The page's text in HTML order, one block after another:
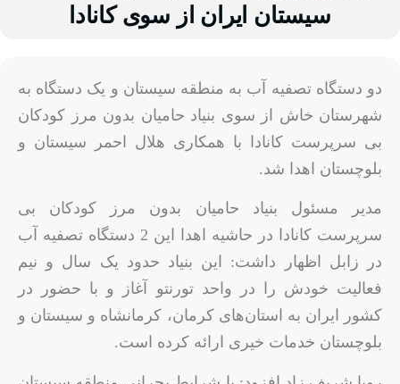
سیستان ایران از سوی کانادا
دو دستگاه تصفیه آب به منطقه سیستان و یک دستگاه به
شهرستان خاش از سوی بنیاد حامیان بدون مرز کودکان
بی سرپرست کانادا با همکاری هلال احمر سیستان و
بلوچستان اهدا شد.
مدیر مسئول بنیاد حامیان بدون مرز کودکان بی
سرپرست کانادا در حاشیه اهدا این 2 دستگاه تصفیه آب
در زابل اظهار داشت: این بنیاد حدود یک سال و نیم
فعالیت خودش را در واحد تورنتو آغاز و با حضور در
کشور ایران به استان‌های کرمان، کرمانشاه و سیستان و
بلوچستان خدمات خیری ارائه کرده است.